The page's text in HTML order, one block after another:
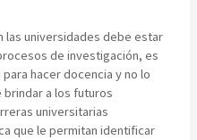
las universidades debe estar
de investigación, es
hacer docencia y no lo
a los futuros
universitarias
que le permitan identificar